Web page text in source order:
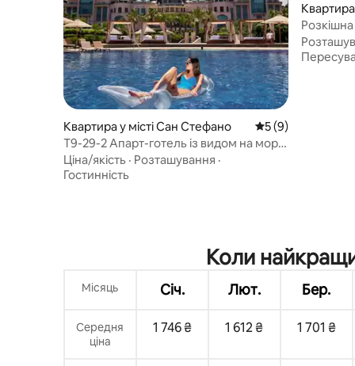
Квартира у місті Сан Стефано Середня оцінка: 5
5 (9)
T9-29-2 Апарт-готель із видом на море
| Прямий вид на море
Ціна/якість · Розташування ·
Гостинність
Квартира
hri
людей
Коли
Місяць Січ. Лют. Бер.
Середня
ціна
1 746 ₴ 1 612 ₴ 1 701 ₴